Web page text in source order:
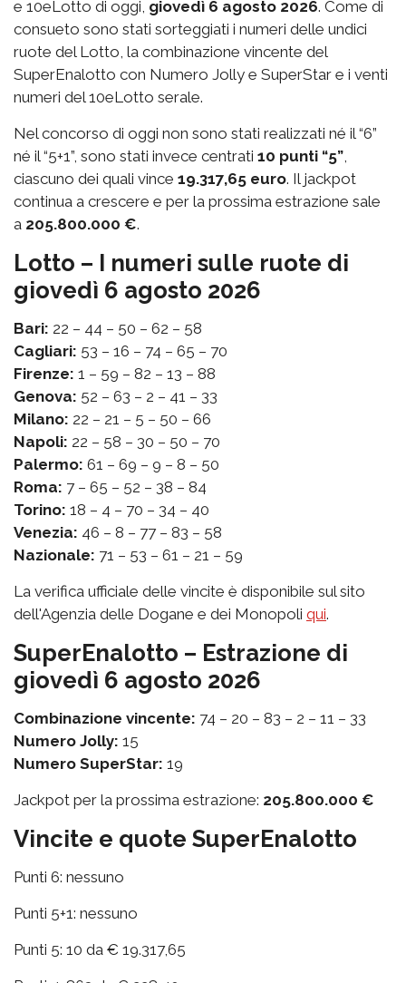
e 10eLotto di oggi, giovedì 6 agosto 2026. Come di
consueto sono stati sorteggiati i numeri delle undici
ruote del Lotto, la combinazione vincente del
SuperEnalotto con Numero Jolly e SuperStar e i venti
numeri del 10eLotto serale.
Nel concorso di oggi non sono stati realizzati né il “6”
né il “5+1”, sono stati invece centrati 10 punti “5”
ciascuno dei quali vince 19.317,65 euro. Il jackpot
continua a crescere e per la prossima estrazione sale
a 205.800.000 €.
Lotto – I numeri sulle ruote di
giovedì 6 agosto 2026
Bari: 22 – 44 – 50 – 62 – 58
Cagliari: 53 – 16 – 74 – 65 – 70
Firenze: 1 – 59 – 82 – 13 – 88
Genova: 52 – 63 – 2 – 41 – 33
Milano: 22 – 21 – 5 – 50 – 66
Napoli: 22 – 58 – 30 – 50 – 70
Palermo: 61 – 69 – 9 – 8 – 50
Roma: 7 – 65 – 52 – 38 – 84
Torino: 18 – 4 – 70 – 34 – 40
Venezia: 46 – 8 – 77 – 83 – 58
Nazionale: 71 – 53 – 61 – 21 – 59
La verifica ufficiale delle vincite è disponibile sul sito
dell'Agenzia delle Dogane e dei Monopoli qui.
SuperEnalotto – Estrazione di
giovedì 6 agosto 2026
Combinazione vincente: 74 – 20 – 83 – 2 – 11 – 33
Numero Jolly: 15
Numero SuperStar: 19
Jackpot per la prossima estrazione: 205.800.000 €
Vincite e quote SuperEnalotto
Punti 6: nessuno
Punti 5+1: nessuno
Punti 5: 10 da € 19.317,65